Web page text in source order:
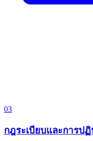
03
กฎระเบียบและการป